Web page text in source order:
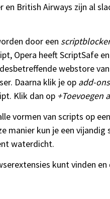
British Airways zijn al
door een
Opera heeft ScriptSafe
webstore
Daarna klik je op add-ons
Klik dan op +Toevoegen
vormen van scripts op
manier kun je een
waterdicht.
kunt vinden